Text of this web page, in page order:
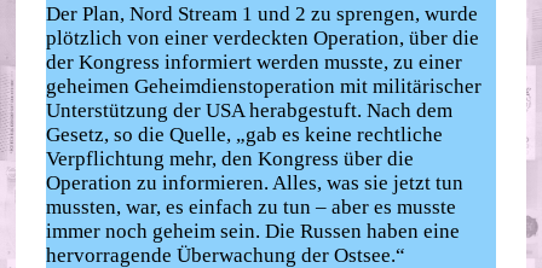
Der Plan, Nord Stream 1 und 2 zu sprengen, wurde
plötzlich von einer verdeckten Operation, über die
der Kongress informiert werden musste, zu einer
geheimen Geheimdienstoperation mit militärischer
Unterstützung der USA herabgestuft. Nach dem
Gesetz, so die Quelle, „gab es keine rechtliche
Verpflichtung mehr, den Kongress über die
Operation zu informieren. Alles, was sie jetzt tun
mussten, war, es einfach zu tun – aber es musste
immer noch geheim sein. Die Russen haben eine
hervorragende Überwachung der Ostsee.“